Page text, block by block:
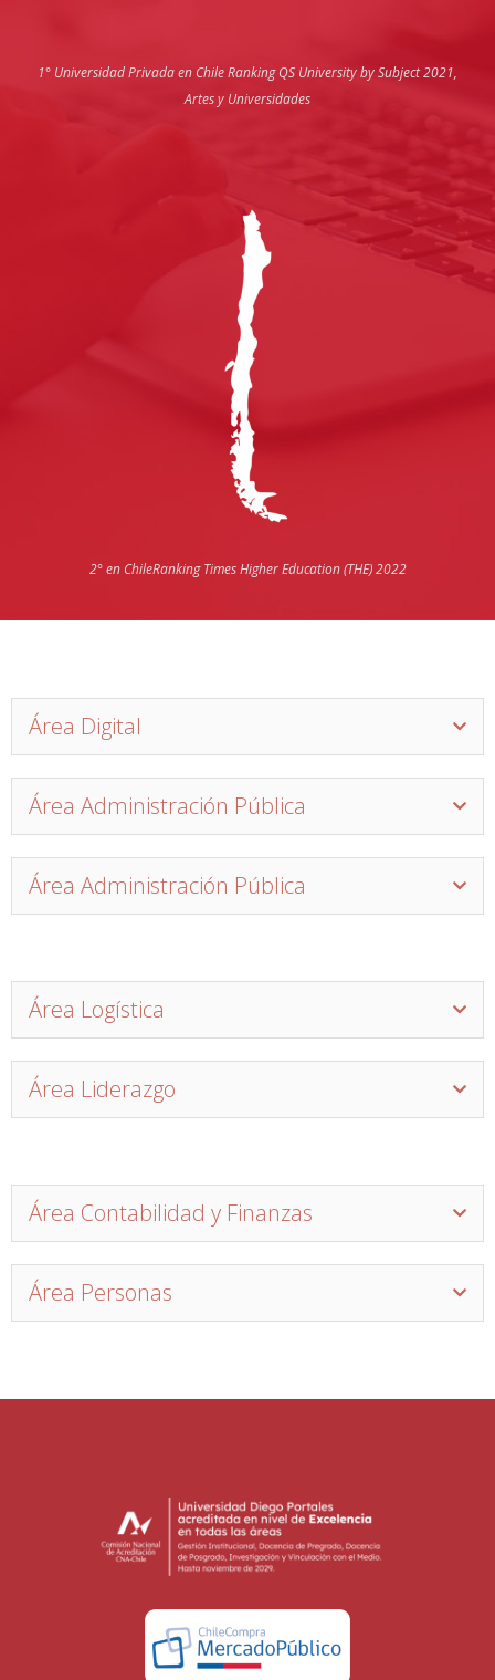
1° Universidad Privada en ChileRanking QS University by Subject 2021,
Artes y Universidades
2° en ChileRanking Times Higher Education (THE) 2022
Área Digital
Área Administración Pública
Área Administración Pública
Área Logística
Área Liderazgo
Área Contabilidad y Finanzas
Área Personas